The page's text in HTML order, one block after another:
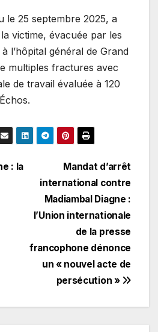
le 25 septembre 2025, a
victime, évacuée par les
l’hôpital général de Grand
multiples fractures avec
de travail évaluée à 120
Mandat d’arrêt
international contre
Madiambal Diagne :
l’Union internationale
de la presse
francophone dénonce
un « nouvel acte de
persécution »
: la